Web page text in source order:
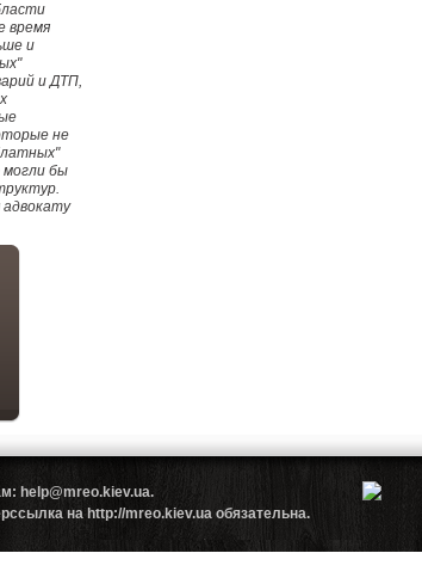
время
и
и ДТП,
не
могли бы
help@mreo.kiev.ua.
на http://mreo.kiev.ua обязательна.